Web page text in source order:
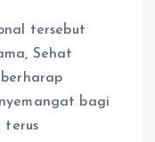
tersebut
Sehat
berharap
bagi
terus